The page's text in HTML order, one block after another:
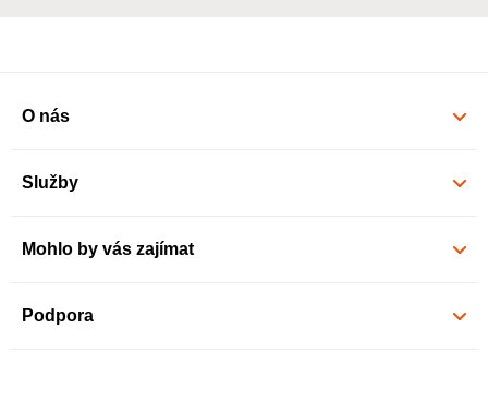
O nás
Služby
Mohlo by vás zajímat
Podpora